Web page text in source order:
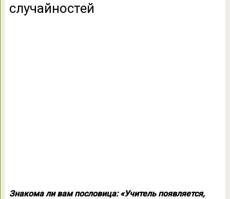
случайностей
Знакома ли вам пословица: «Учитель появляется,